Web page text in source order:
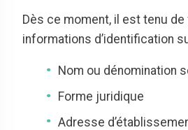
Dès ce moment, il est tenu
informations d’identification
Nom ou dénomination
Forme juridique
Adresse